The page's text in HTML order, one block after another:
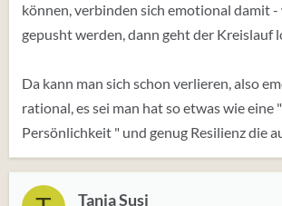
können, verbinden sich emotional damit -
gepusht werden, dann geht der Kreislauf
Da kann man sich schon verlieren, also
rational, es sei man hat so etwas wie eine
Persönlichkeit " und genug Resilienz die
Tanja Susi